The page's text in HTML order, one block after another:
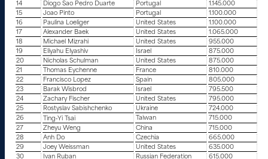
14
Diogo Sao Pedro Duarte Portugal
1.145.000
15
Joao Pinto Portugal
1.100.000
16
Paulina Loeliger United States
1.100.000
17
Alexander Baek United States
1.065.000
18
Michael Mizrahi United States
955.000
19
Eliyahu Elyashiv Israel
875.000
20
Nicholas Schulman United States
875.000
21
Thomas Eychenne France
810.000
22
Francisco Lopez Spain
805.000
23
Barak Wisbrod Israel
795.500
24
Zachary Fischer United States
795.000
25
Rostyslav Sabishchenko Ukraine
724.000
26
Ting‑Yi Tsai Taiwan
715.000
27
Zheyu Weng China
715.000
28
Anh Do Czechia
665.000
29
Joey Weissman United States
635.000
30
Ivan Ruban Russian Federation
615.000